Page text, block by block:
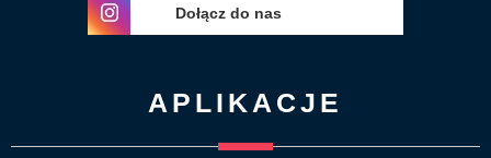
Dołącz do nas
APLIKACJE